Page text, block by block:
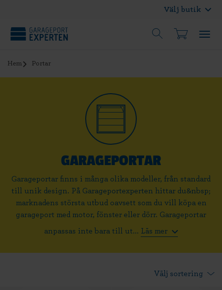
Välj butik
Hem Portar
GARAGEPORTAR
Garageportar finns i många olika modeller, från standard
till unik design. På Garageportexperten hittar du&nbsp;
marknadens största utbud oavsett som du vill köpa en
garageport med motor, fönster eller dörr. Garageportar
anpassas inte bara till ut... Läs mer